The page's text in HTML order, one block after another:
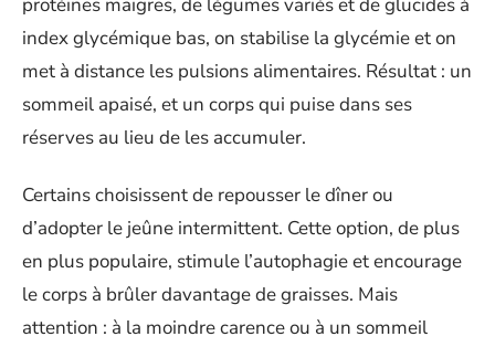
index glycémique bas, on stabilise la glycémie et on
met à distance les pulsions alimentaires. Résultat : un
sommeil apaisé, et un corps qui puise dans ses
réserves au lieu de les accumuler.
Certains choisissent de repousser le dîner ou
d’adopter le jeûne intermittent. Cette option, de plus
en plus populaire, stimule l’autophagie et encourage
le corps à brûler davantage de graisses. Mais
attention : à la moindre carence ou à un sommeil